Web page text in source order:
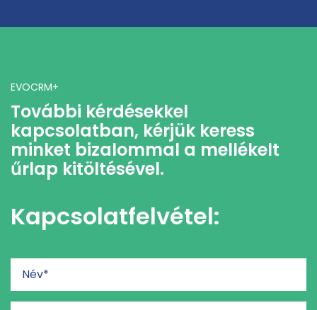
EVOCRM+
További kérdésekkel
kapcsolatban, kérjük keress
minket bizalommal a mellékelt
űrlap kitöltésével.
Kapcsolatfelvétel: